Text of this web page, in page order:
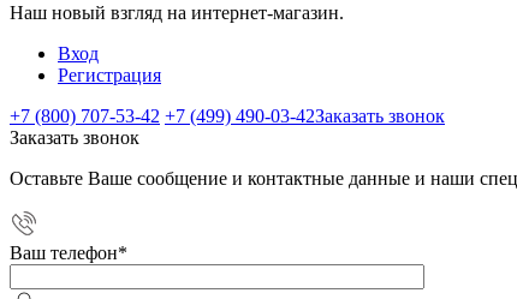
Наш новый взгляд на интернет-магазин.
Вход
Регистрация
+7 (800) 707-53-42 +7 (499) 490-03-42Заказать звонок
Заказать звонок
Оставьте Ваше сообщение и контактные данные и наши
Ваш телефон*